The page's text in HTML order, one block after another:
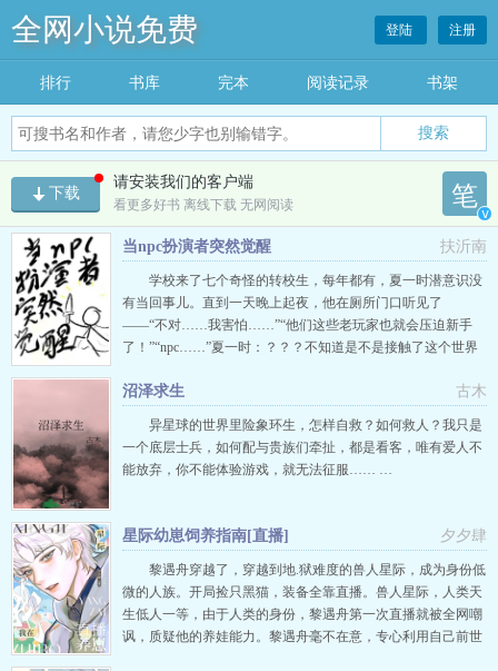
全网小说免费
搜索
登陆 注册
排行 书库 完本 阅读记录 书架
下载
请安装我们的客户端
看更多好书 离线下载 无网阅读 笔
v
扶沂南
当npc扮演者突然觉醒
学校来了七个奇怪的转校生，每年都有，夏一时潜意识没
有当回事儿。直到一天晚上起夜，他在厕所门口听见了
——“不对……我害怕……”“他们这些老玩家也就会压迫新手
了！”“npc……”夏一时：？？？不知道是不是接触了这个世界
大boss…….一堆杂七杂八后，他逃出了这个世界，夏一时一瞬
家，只不过他是试…
古木
沼泽求生
异星球的世界里险象环生，怎样自救？如何救人？我只是
一个底层士兵，如何配与贵族们牵扯，都是看客，唯有爱人不
能放弃，你不能体验游戏，就无法征服…… …
夕夕肆
星际幼崽饲养指南[直播]
黎遇舟穿越了，穿越到地.狱难度的兽人星际，成为身份低
微的人族。开局捡只黑猫，装备全靠直播。兽人星际，人类天
生低人一等，由于人类的身份，黎遇舟第一次直播就被全网嘲
讽，质疑他的养娃能力。黎遇舟毫不在意，专心利用自己前世